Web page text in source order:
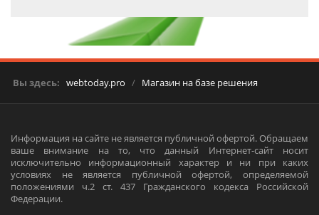
Вы здесь: webtoday.pro / Магазин на базе решения
Информация на сайте не является публичной офертой. Обращаем
ваше внимание на то, что данный Интернет-сайт носит
исключительно информационный характер и ни при каких
условиях не является публичной офертой, определяемой
положениями ч.2 ст. 437 Гражданского кодекса Российской
Федерации.